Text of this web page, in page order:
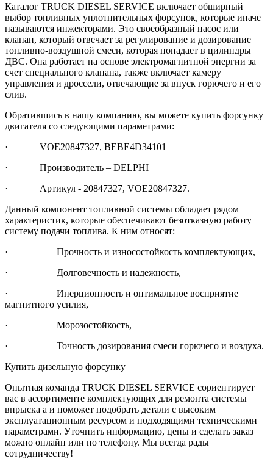
Каталог TRUCK DIESEL SERVICE включает обширный
выбор топливных уплотнительных форсунок, которые иначе
называются инжекторами. Это своеобразный насос или
клапан, который отвечает за регулирование и дозирование
топливно-воздушной смеси, которая попадает в цилиндры
ДВС. Она работает на основе электромагнитной энергии за
счет специального клапана, также включает камеру
управления и дроссели, отвечающие за впуск горючего и его
слив.
Обратившись в нашу компанию, вы можете купить форсунку
двигателя со следующими параметрами:
· VOE20847327, BEBE4D34101
· Производитель – DELPHI
· Артикул - 20847327, VOE20847327.
Данный компонент топливной системы обладает рядом
характеристик, которые обеспечивают безотказную работу
систему подачи топлива. К ним относят:
· Прочность и износостойкость комплектующих,
· Долговечность и надежность,
· Инерционность и оптимальное восприятие
магнитного усилия,
· Морозостойкость,
· Точность дозирования смеси горючего и воздуха.
Купить дизельную форсунку
Опытная команда TRUCK DIESEL SERVICE сориентирует
вас в ассортименте комплектующих для ремонта системы
впрыска а и поможет подобрать детали с высоким
эксплуатационным ресурсом и подходящими техническими
параметрами. Уточнить информацию, цены и сделать заказ
можно онлайн или по телефону. Мы всегда рады
сотрудничеству!